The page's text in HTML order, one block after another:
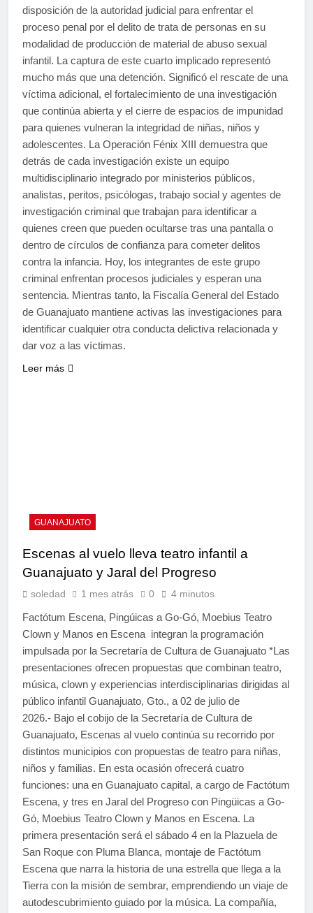
disposición de la autoridad judicial para enfrentar el
proceso penal por el delito de trata de personas en su
modalidad de producción de material de abuso sexual
infantil. La captura de este cuarto implicado representó
mucho más que una detención. Significó el rescate de una
víctima adicional, el fortalecimiento de una investigación
que continúa abierta y el cierre de espacios de impunidad
para quienes vulneran la integridad de niñas, niños y
adolescentes. La Operación Fénix XIII demuestra que
detrás de cada investigación existe un equipo
multidisciplinario integrado por ministerios públicos,
analistas, peritos, psicólogas, trabajo social y agentes de
investigación criminal que trabajan para identificar a
quienes creen que pueden ocultarse tras una pantalla o
dentro de círculos de confianza para cometer delitos
contra la infancia. Hoy, los integrantes de este grupo
criminal enfrentan procesos judiciales y esperan una
sentencia. Mientras tanto, la Fiscalía General del Estado
de Guanajuato mantiene activas las investigaciones para
identificar cualquier otra conducta delictiva relacionada y
dar voz a las víctimas.
Leer más
GUANAJUATO
Escenas al vuelo lleva teatro infantil a
Guanajuato y Jaral del Progreso
soledad 1 mes atrás 0 4 minutos
Factótum Escena, Pingúicas a Go-Gó, Moebius Teatro
Clown y Manos en Escena integran la programación
impulsada por la Secretaría de Cultura de Guanajuato *Las
presentaciones ofrecen propuestas que combinan teatro,
música, clown y experiencias interdisciplinarias dirigidas al
público infantil Guanajuato, Gto., a 02 de julio de
2026.- Bajo el cobijo de la Secretaría de Cultura de
Guanajuato, Escenas al vuelo continúa su recorrido por
distintos municipios con propuestas de teatro para niñas,
niños y familias. En esta ocasión ofrecerá cuatro
funciones: una en Guanajuato capital, a cargo de Factótum
Escena, y tres en Jaral del Progreso con Pingüicas a Go-
Gó, Moebius Teatro Clown y Manos en Escena. La
primera presentación será el sábado 4 en la Plazuela de
San Roque con Pluma Blanca, montaje de Factótum
Escena que narra la historia de una estrella que llega a la
Tierra con la misión de sembrar, emprendiendo un viaje de
autodescubrimiento guiado por la música. La compañía,